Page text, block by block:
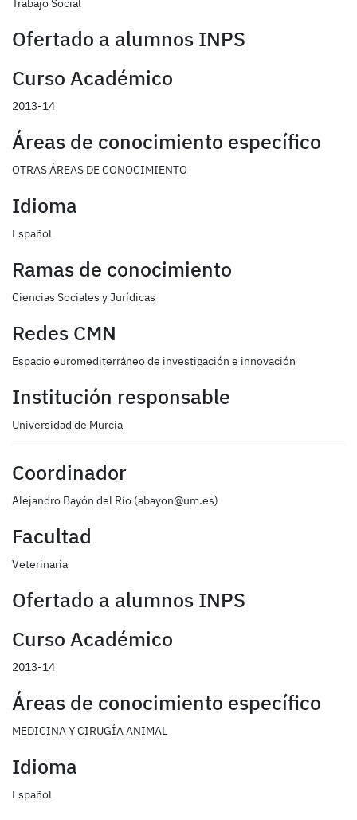
Trabajo Social
Ofertado a alumnos INPS
Curso Académico
2013-14
Áreas de conocimiento específico
OTRAS ÁREAS DE CONOCIMIENTO
Idioma
Español
Ramas de conocimiento
Ciencias Sociales y Jurídicas
Redes CMN
Espacio euromediterráneo de investigación e innovación
Institución responsable
Universidad de Murcia
Coordinador
Alejandro Bayón del Río (abayon@um.es)
Facultad
Veterinaria
Ofertado a alumnos INPS
Curso Académico
2013-14
Áreas de conocimiento específico
MEDICINA Y CIRUGÍA ANIMAL
Idioma
Español